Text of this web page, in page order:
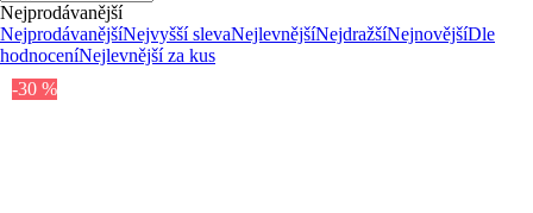
Nejprodávanější
NejprodávanějšíNejvyšší slevaNejlevnějšíNejdražšíNejnovějšíDle
hodnoceníNejlevnější za kus
-30 %